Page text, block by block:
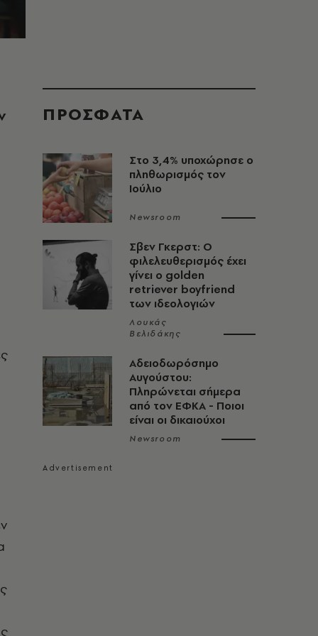
ΠΡΟΣΦΑΤΑ
Στο 3,4% υποχώρησε ο
πληθωρισμός τον
Ιούλιο
Newsroom
Σβεν Γκερστ: Ο
φιλελευθερισμός έχει
γίνει ο golden
retriever boyfriend
των ιδεολογιών
Λουκάς
Βελιδάκης
Αδειοδωρόσημο
Αυγούστου:
Πληρώνεται σήμερα
από τον ΕΦΚΑ - Ποιοι
είναι οι δικαιούχοι
Newsroom